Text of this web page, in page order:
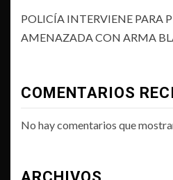
POLICÍA INTERVIENE PARA
AMENAZADA CON ARMA
COMENTARIOS
No hay comentarios que